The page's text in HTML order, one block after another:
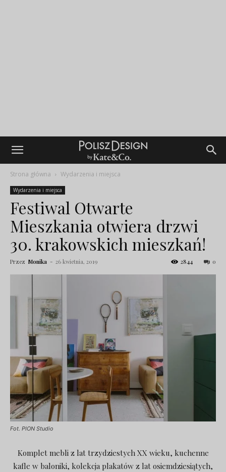
Strona główna Wydarzenia i miejsca
Wydarzenia i miejsca
Festiwal Otwarte
Mieszkania otwiera drzwi
30. krakowskich mieszkań!
Przez Monika - 26 kwietnia, 2019 0
2844
Fot. PION Studio
Komplet mebli z lat trzydziestych XX wieku, kuchenne
kafle w baloniki, kolekcja plakatów z lat osiemdziesiątych,